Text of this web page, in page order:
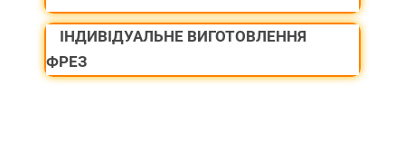
ІНДИВІДУАЛЬНЕ ВИГОТОВЛЕННЯ
ФРЕЗ